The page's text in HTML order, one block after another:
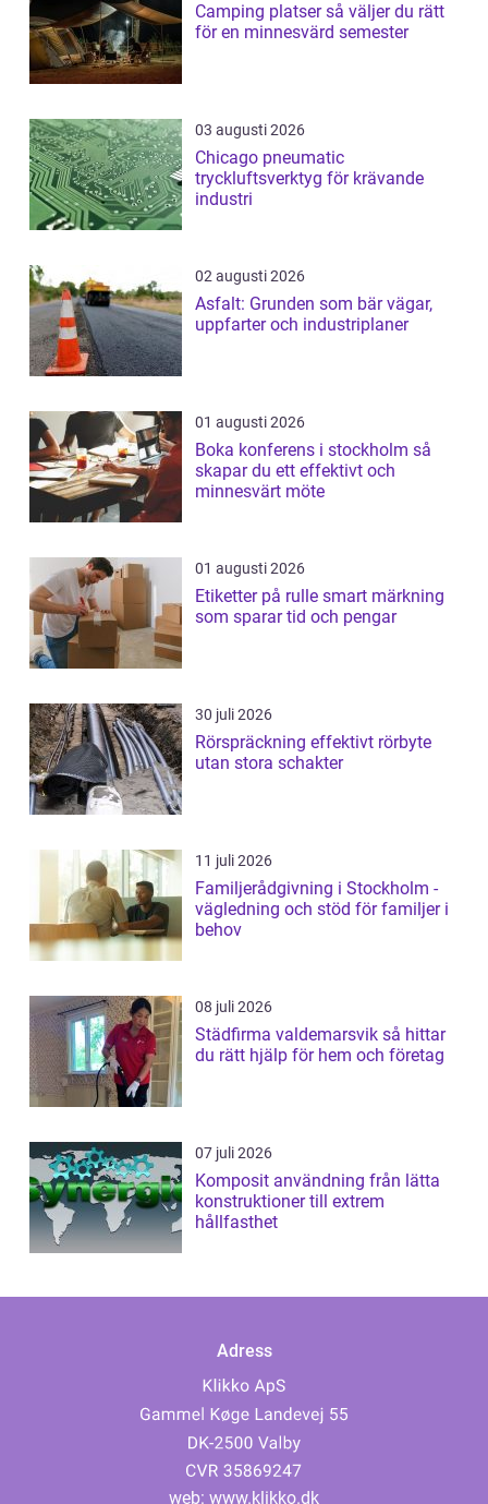
Camping platser så väljer du rätt
för en minnesvärd semester
03 augusti 2026
Chicago pneumatic
tryckluftsverktyg för krävande
industri
02 augusti 2026
Asfalt: Grunden som bär vägar,
uppfarter och industriplaner
01 augusti 2026
Boka konferens i stockholm så
skapar du ett effektivt och
minnesvärt möte
01 augusti 2026
Etiketter på rulle smart märkning
som sparar tid och pengar
30 juli 2026
Rörspräckning effektivt rörbyte
utan stora schakter
11 juli 2026
Familjerådgivning i Stockholm -
vägledning och stöd för familjer i
behov
08 juli 2026
Städfirma valdemarsvik så hittar
du rätt hjälp för hem och företag
07 juli 2026
Komposit användning från lätta
konstruktioner till extrem
hållfasthet
Adress
web: www.klikko.dk